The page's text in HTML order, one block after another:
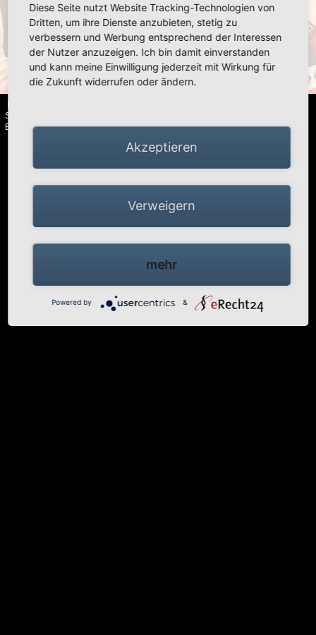
« »
Schwalmtal · Tel.: +49 (0)2163 951 60 60 |
Barrierefreiheitserklärung
Diese Seite nutzt Website Tracking-Technologien von
Dritten, um ihre Dienste anzubieten, stetig zu
verbessern und Werbung entsprechend der Interessen
der Nutzer anzuzeigen. Ich bin damit einverstanden
und kann meine Einwilligung jederzeit mit Wirkung für
die Zukunft widerrufen oder ändern.
Akzeptieren
Verweigern
mehr
Powered by &